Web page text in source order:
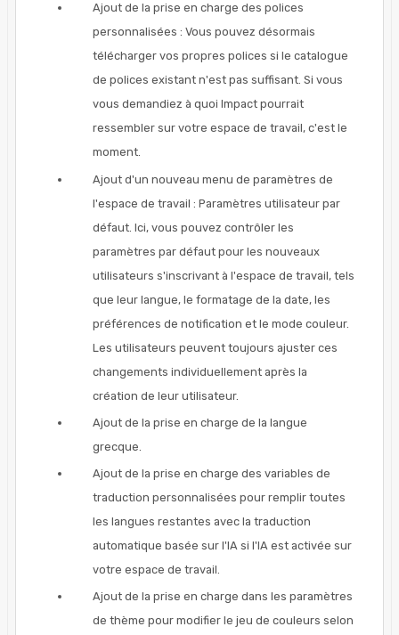
Ajout de la prise en charge des polices
personnalisées : Vous pouvez désormais
télécharger vos propres polices si le catalogue
de polices existant n'est pas suffisant. Si vous
vous demandiez à quoi Impact pourrait
ressembler sur votre espace de travail, c'est le
moment.
Ajout d'un nouveau menu de paramètres de
l'espace de travail : Paramètres utilisateur par
défaut. Ici, vous pouvez contrôler les
paramètres par défaut pour les nouveaux
utilisateurs s'inscrivant à l'espace de travail, tels
que leur langue, le formatage de la date, les
préférences de notification et le mode couleur.
Les utilisateurs peuvent toujours ajuster ces
changements individuellement après la
création de leur utilisateur.
Ajout de la prise en charge de la langue
grecque.
Ajout de la prise en charge des variables de
traduction personnalisées pour remplir toutes
les langues restantes avec la traduction
automatique basée sur l'IA si l'IA est activée sur
votre espace de travail.
Ajout de la prise en charge dans les paramètres
de thème pour modifier le jeu de couleurs selon